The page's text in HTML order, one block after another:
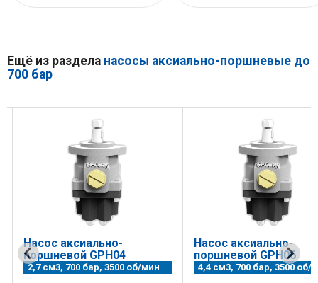
Ещё из раздела насосы аксиально-поршневые до
700 бар
Насос аксиально-
поршневой GPH04
2,7 см3, 700 бар, 3500 об/мин
Насос аксиально-
поршневой GPH06
4,4 см3, 700 бар, 3500 об/